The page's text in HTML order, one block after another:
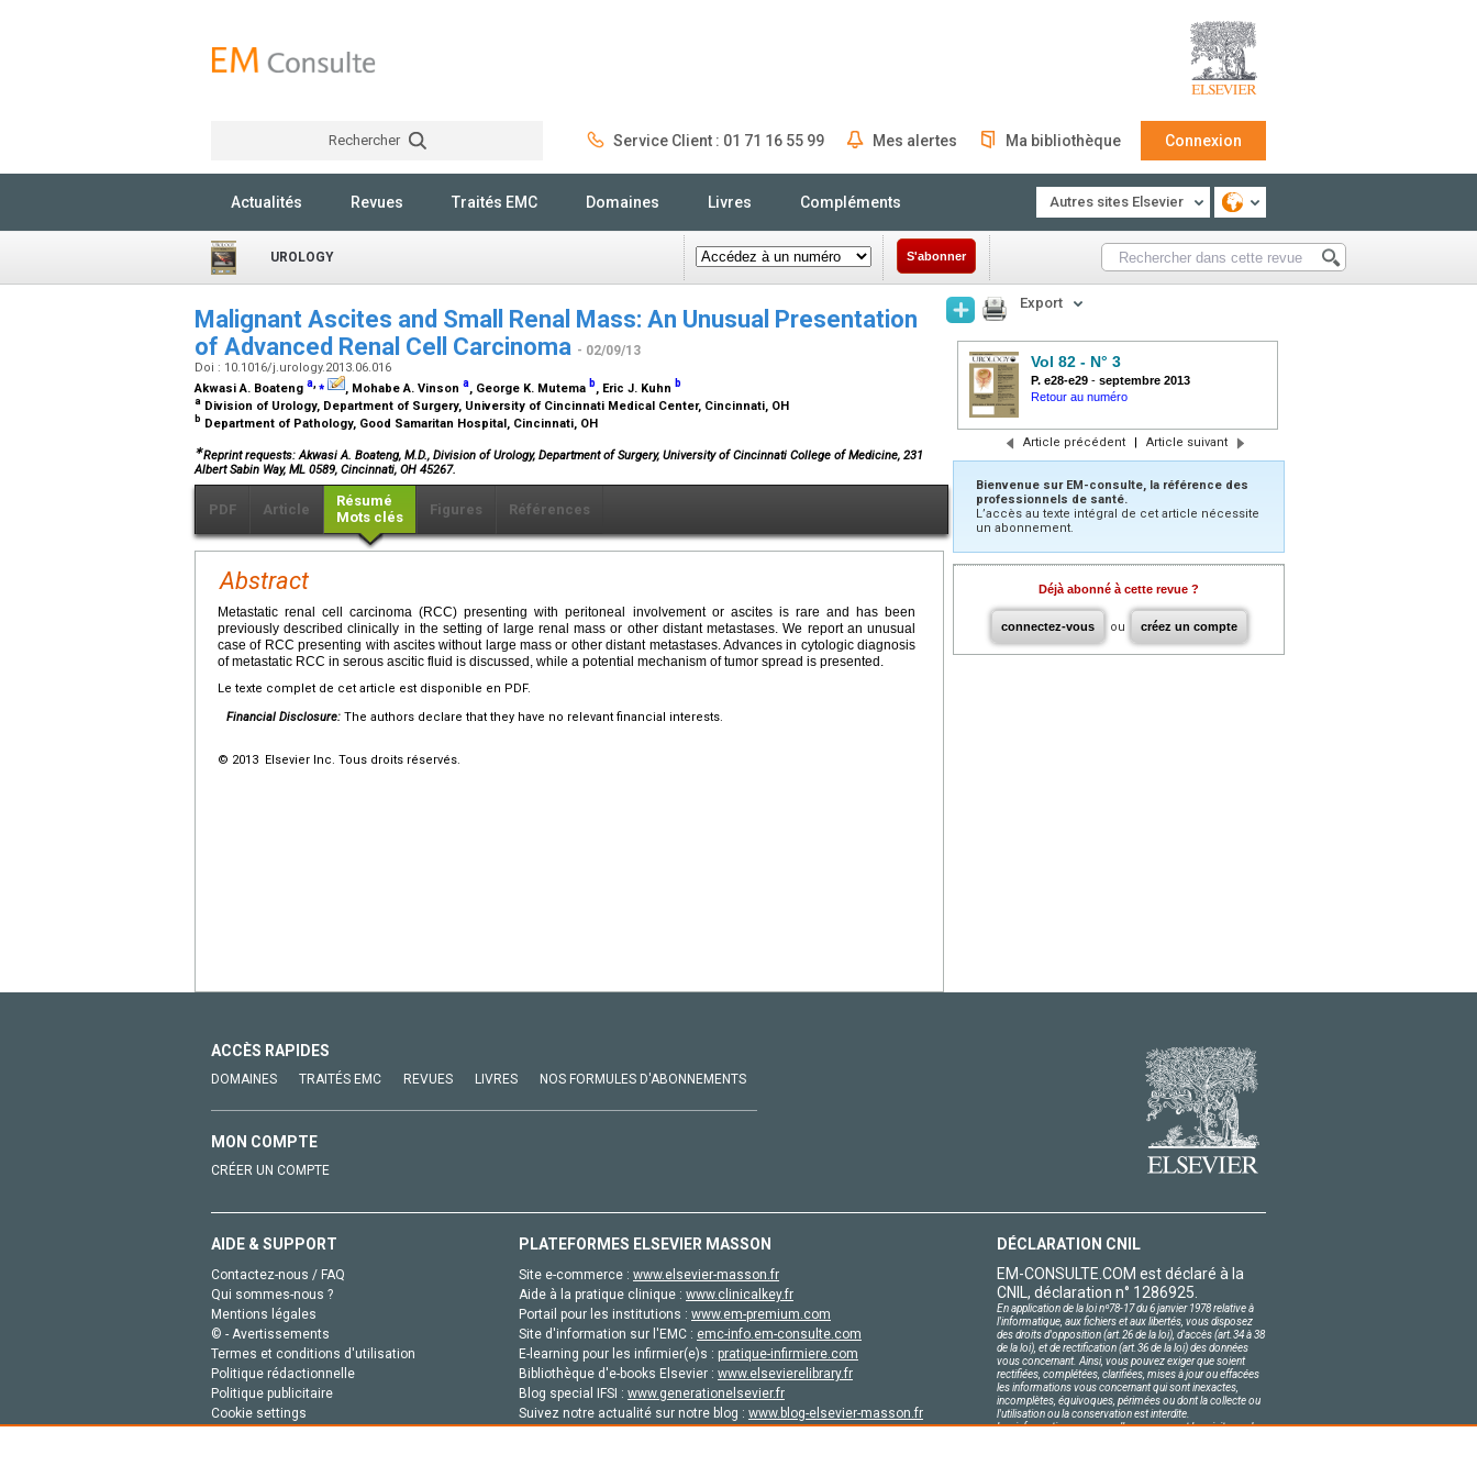
Rechercher Service Client : 01 71 16 55 99 Mes alertes Ma bibliothèque Connexion
Actualités Revues Traités EMC Domaines Livres Compléments Autres sites Elsevier
UROLOGY S'abonner
Malignant Ascites and Small Renal Mass: An Unusual Presentation
of Advanced Renal Cell Carcinoma - 02/09/13
Doi : 10.1016/j.urology.2013.06.016
Akwasi A. Boateng a,⁎ , Mohabe A. Vinson a, George K. Mutema b, Eric J. Kuhn b
a Division of Urology, Department of Surgery, University of Cincinnati Medical Center, Cincinnati, OH
b Department of Pathology, Good Samaritan Hospital, Cincinnati, OH
∗Reprint requests: Akwasi A. Boateng, M.D., Division of Urology, Department of Surgery, University of Cincinnati College of Medicine, 231
Albert Sabin Way, ML 0589, Cincinnati, OH 45267.
PDF Article
Résumé
Mots clés
Figures Références
Abstract
Metastatic renal cell carcinoma (RCC) presenting with peritoneal involvement or ascites is rare and has been
previously described clinically in the setting of large renal mass or other distant metastases. We report an unusual
case of RCC presenting with ascites without large mass or other distant metastases. Advances in cytologic diagnosis
of metastatic RCC in serous ascitic fluid is discussed, while a potential mechanism of tumor spread is presented.
Le texte complet de cet article est disponible en PDF.
Financial Disclosure: The authors declare that they have no relevant financial interests.
© 2013 Elsevier Inc. Tous droits réservés.
Export
Vol 82 - N° 3
P. e28-e29 - septembre 2013
Retour au numéro
Article précédent | Article suivant
Bienvenue sur EM-consulte, la référence des
professionnels de santé.
L’accès au texte intégral de cet article nécessite
un abonnement.
Déjà abonné à cette revue ?
connectez-vous ou créez un compte
ACCÈS RAPIDES
DOMAINES TRAITÉS EMC REVUES LIVRES NOS FORMULES D'ABONNEMENTS
MON COMPTE
CRÉER UN COMPTE
AIDE & SUPPORT
Contactez-nous / FAQ
Qui sommes-nous ?
Mentions légales
© - Avertissements
Termes et conditions d'utilisation
Politique rédactionnelle
Politique publicitaire
Cookie settings
PLATEFORMES ELSEVIER MASSON
Site e-commerce : www.elsevier-masson.fr
Aide à la pratique clinique : www.clinicalkey.fr
Portail pour les institutions : www.em-premium.com
Site d'information sur l'EMC : emc-info.em-consulte.com
E-learning pour les infirmier(e)s : pratique-infirmiere.com
Bibliothèque d'e-books Elsevier : www.elsevierelibrary.fr
Blog special IFSI : www.generationelsevier.fr
Suivez notre actualité sur notre blog : www.blog-elsevier-masson.fr
DÉCLARATION CNIL
EM-CONSULTE.COM est déclaré à la
CNIL, déclaration n° 1286925.
En application de la loi nº78-17 du 6 janvier 1978 relative à
l'informatique, aux fichiers et aux libertés, vous disposez
des droits d'opposition (art.26 de la loi), d'accès (art.34 à 38
de la loi), et de rectification (art.36 de la loi) des données
vous concernant. Ainsi, vous pouvez exiger que soient
rectifiées, complétées, clarifiées, mises à jour ou effacées
les informations vous concernant qui sont inexactes,
incomplètes, équivoques, périmées ou dont la collecte ou
l'utilisation ou la conservation est interdite.
Les informations personnelles concernant les visiteurs de